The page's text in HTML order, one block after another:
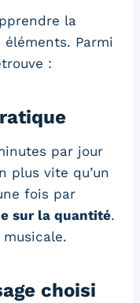
la
Parmi
:
par jour
plus vite qu’un
fois par
sur la quantité.
musicale.
choisi